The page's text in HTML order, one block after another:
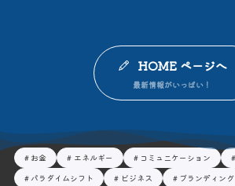
HOME ページへ
お金 エネルギー コミュニケーション
パラダイムシフト
ビジネス ブランディング